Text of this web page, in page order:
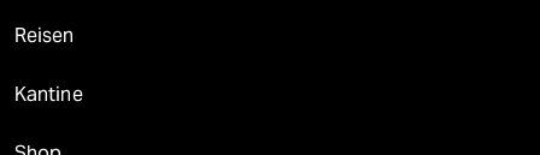
Reisen
Kantine